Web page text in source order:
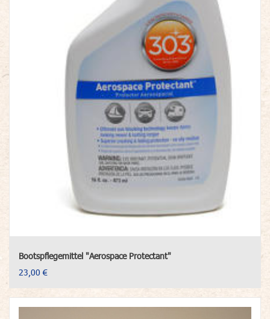
Bootspflegemittel "Aerospace Protectant"
23,00 €